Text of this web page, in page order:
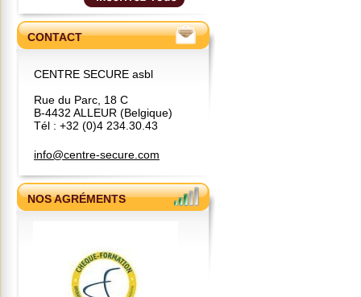
CONTACT
CENTRE SECURE asbl
Rue du Parc, 18 C
B-4432 ALLEUR (Belgique)
Tél : +32 (0)4 234.30.43
info@centre-secure.com
NOS AGRÉMENTS